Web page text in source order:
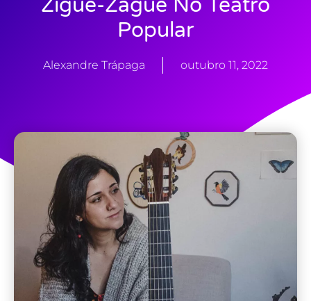
Popular
Alexandre Trápaga outubro 11, 2022